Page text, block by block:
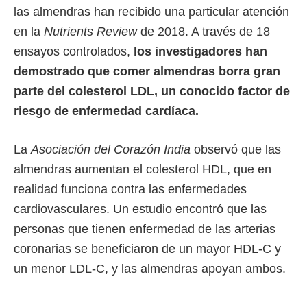
las almendras han recibido una particular atención
en la Nutrients Reviewde 2018. A través de 18
ensayos controlados, los investigadores han
demostrado que comer almendras borra gran
parte del colesterol LDL, un conocido factor de
riesgo de enfermedad cardíaca.
LaAsociación del Corazón India observó que las
almendras aumentan el colesterol HDL, que en
realidad funciona contra las enfermedades
cardiovasculares. Un estudio encontró que las
personas que tienen enfermedad de las arterias
coronarias se beneficiaron de un mayor HDL-C y
un menor LDL-C, y las almendras apoyan ambos.